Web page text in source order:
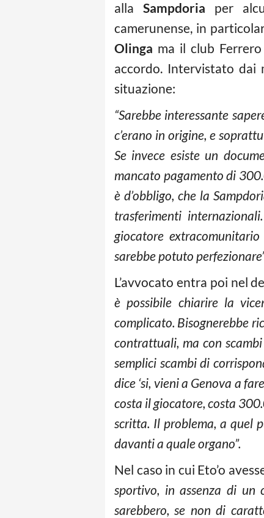
alla Sampdoria per
camerunense, in
Olinga ma il club
accordo. Intervistato dai
situazione:
“Sarebbe interessante
c’erano in origine, e
Se invece esiste un
mancato pagamento di
è d’obbligo, che la
trasferimenti
giocatore
sarebbe potuto
L’avvocato entra poi nel
è possibile chiarire la
complicato. Bisognerebbe
contrattuali, ma con
semplici scambi di
dice ‘si, vieni a Genova a
costa il giocatore, costa
scritta. Il problema, a quel
davanti a quale organo”.
Nel caso in cui Eto’o
sportivo, in assenza di un
sarebbero, se non di